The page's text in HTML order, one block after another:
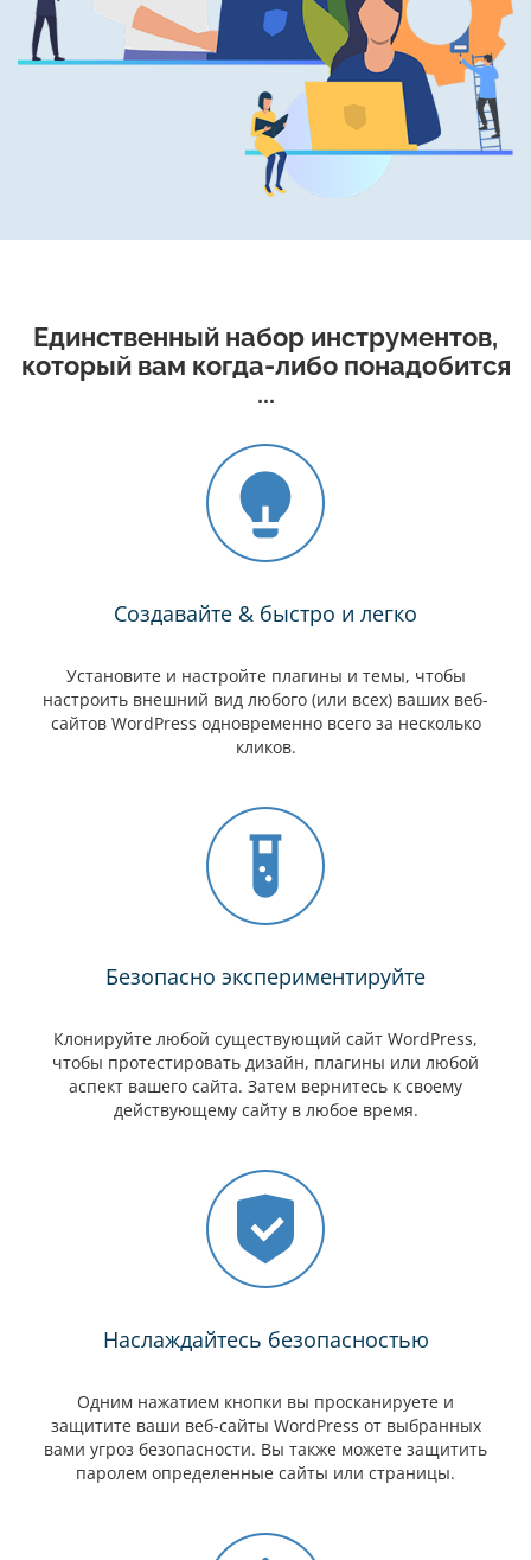
Единственный набор инструментов,
который вам когда-либо понадобится
...
Создавайте & быстро и легко
Установите и настройте плагины и темы, чтобы
настроить внешний вид любого (или всех) ваших веб-
сайтов WordPress одновременно всего за несколько
кликов.
Безопасно экспериментируйте
Клонируйте любой существующий сайт WordPress,
чтобы протестировать дизайн, плагины или любой
аспект вашего сайта. Затем вернитесь к своему
действующему сайту в любое время.
Наслаждайтесь безопасностью
Одним нажатием кнопки вы просканируете и
защитите ваши веб-сайты WordPress от выбранных
вами угроз безопасности. Вы также можете защитить
паролем определенные сайты или страницы.